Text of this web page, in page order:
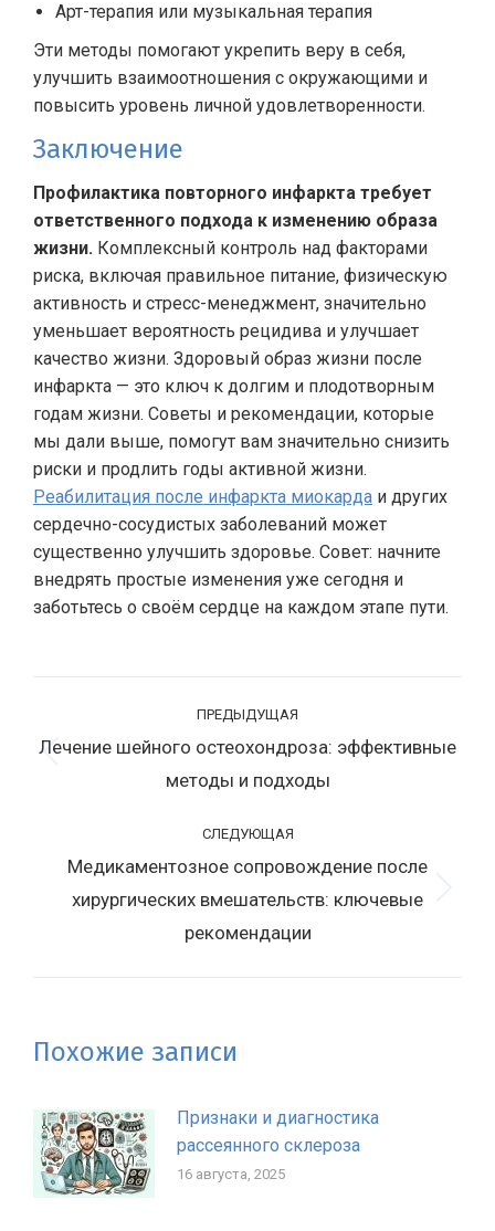
Арт-терапия или музыкальная терапия
Эти методы помогают укрепить веру в себя,
улучшить взаимоотношения с окружающими и
повысить уровень личной удовлетворенности.
Заключение
Профилактика повторного инфаркта требует
ответственного подхода к изменению образа
жизни. Комплексный контроль над факторами
риска, включая правильное питание, физическую
активность и стресс-менеджмент, значительно
уменьшает вероятность рецидива и улучшает
качество жизни. Здоровый образ жизни после
инфаркта — это ключ к долгим и плодотворным
годам жизни. Советы и рекомендации, которые
мы дали выше, помогут вам значительно снизить
риски и продлить годы активной жизни.
Реабилитация после инфаркта миокарда и других
сердечно-сосудистых заболеваний может
существенно улучшить здоровье. Совет: начните
внедрять простые изменения уже сегодня и
заботьтесь о своём сердце на каждом этапе пути.
записям
ПРЕДЫДУЩАЯ
Предыдущая
запись:
Лечение шейного остеохондроза: эффективные
методы и подходы
СЛЕДУЮЩАЯ
Следующая
запись:
Медикаментозное сопровождение после
хирургических вмешательств: ключевые
рекомендации
Похожие записи
Признаки и диагностика
рассеянного склероза
16 августа, 2025